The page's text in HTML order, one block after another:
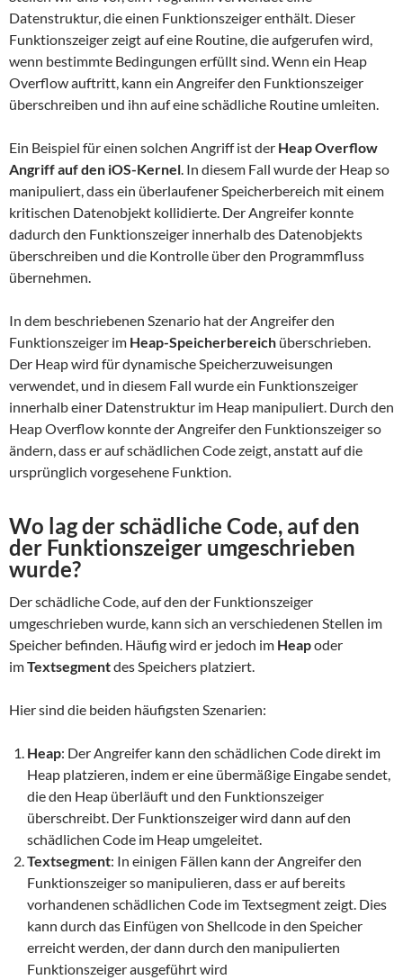
Datenstruktur, die einen Funktionszeiger enthält. Dieser
Funktionszeiger zeigt auf eine Routine, die aufgerufen wird,
wenn bestimmte Bedingungen erfüllt sind. Wenn ein Heap
Overflow auftritt, kann ein Angreifer den Funktionszeiger
überschreiben und ihn auf eine schädliche Routine umleiten.
Ein Beispiel für einen solchen Angriff ist der Heap Overflow
Angriff auf den iOS-Kernel. In diesem Fall wurde der Heap so
manipuliert, dass ein überlaufener Speicherbereich mit einem
kritischen Datenobjekt kollidierte. Der Angreifer konnte
dadurch den Funktionszeiger innerhalb des Datenobjekts
überschreiben und die Kontrolle über den Programmfluss
übernehmen.
In dem beschriebenen Szenario hat der Angreifer den
Funktionszeiger im Heap-Speicherbereich überschrieben.
Der Heap wird für dynamische Speicherzuweisungen
verwendet, und in diesem Fall wurde ein Funktionszeiger
innerhalb einer Datenstruktur im Heap manipuliert. Durch den
Heap Overflow konnte der Angreifer den Funktionszeiger so
ändern, dass er auf schädlichen Code zeigt, anstatt auf die
ursprünglich vorgesehene Funktion.
Wo lag der schädliche Code, auf den
der Funktionszeiger umgeschrieben
wurde?
Der schädliche Code, auf den der Funktionszeiger
umgeschrieben wurde, kann sich an verschiedenen Stellen im
Speicher befinden. Häufig wird er jedoch im Heapoder
imTextsegmentdes Speichers platziert.
Hier sind die beiden häufigsten Szenarien:
Heap: Der Angreifer kann den schädlichen Code direkt im
Heap platzieren, indem er eine übermäßige Eingabe sendet,
die den Heap überläuft und den Funktionszeiger
überschreibt. Der Funktionszeiger wird dann auf den
schädlichen Code im Heap umgeleitet.
Textsegment: In einigen Fällen kann der Angreifer den
Funktionszeiger so manipulieren, dass er auf bereits
vorhandenen schädlichen Code im Textsegment zeigt. Dies
kann durch das Einfügen von Shellcode in den Speicher
erreicht werden, der dann durch den manipulierten
Funktionszeiger ausgeführt wird